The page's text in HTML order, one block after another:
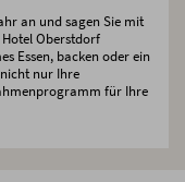
an und sagen Sie mit
Oberstdorf
Essen, backen oder ein
nur Ihre
für Ihre